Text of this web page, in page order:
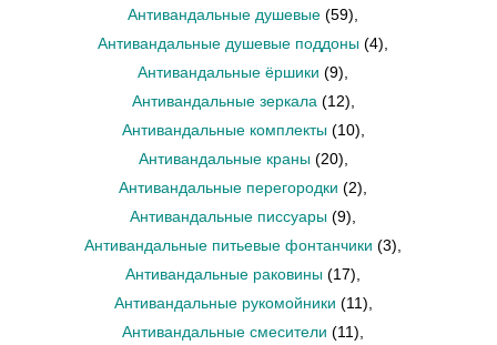
Антивандальные душевые (59)
Антивандальные душевые поддоны (4)
Антивандальные ёршики (9)
Антивандальные зеркала (12)
Антивандальные комплекты (10)
Антивандальные краны (20)
Антивандальные перегородки (2)
Антивандальные писсуары (9)
Антивандальные питьевые фонтанчики (3)
Антивандальные раковины (17)
Антивандальные рукомойники (11)
Антивандальные смесители (11)